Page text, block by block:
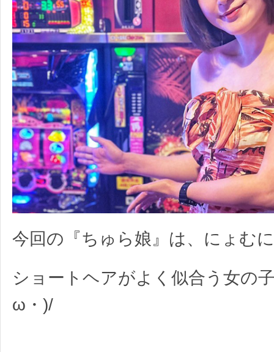
今回の『ちゅら娘』は、にょむ
ショートヘアがよく似合う女の
ω・)/